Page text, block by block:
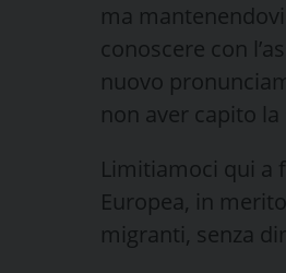
ma mantenendovi
conoscere con
nuovo
non aver capito
Limitiamoci qui a
Europea, in
migranti, senza